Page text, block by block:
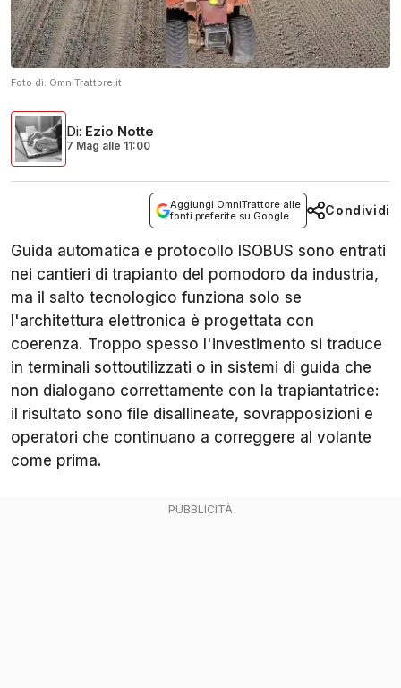
Foto di: OmniTrattore.it
Di: Ezio Notte
7 Mag alle 11:00
Aggiungi OmniTrattore alle
fonti preferite su Google
Condividi
Guida automatica e protocollo ISOBUS sono entrati
nei cantieri di trapianto del pomodoro da industria,
ma il salto tecnologico funziona solo se
l'architettura elettronica è progettata con
coerenza. Troppo spesso l'investimento si traduce
in terminali sottoutilizzati o in sistemi di guida che
non dialogano correttamente con la trapiantatrice:
il risultato sono file disallineate, sovrapposizioni e
operatori che continuano a correggere al volante
come prima.